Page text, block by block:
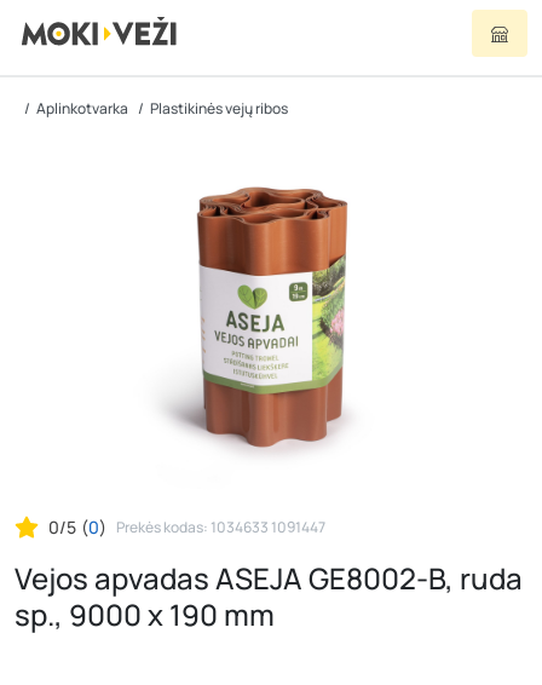
Aplinkotvarka Plastikinės vejų ribos
0/5 (0) Prekės kodas: 1034633 1091447
Vejos apvadas ASEJA GE8002-B, ruda
sp., 9000 x 190 mm